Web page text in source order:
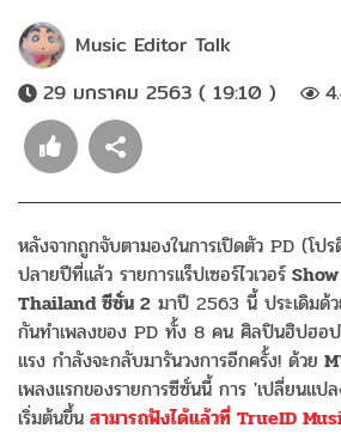
Music Editor Talk
29 มกราคม 2563 ( 19:10 )
หลังจากถูกจับตามองในการเปิดตัว PD (โปร
ปลายปีที่แล้ว รายการแร็ปเซอร์ไวเวอร์
Thailand ซีซั่น 2 มาปี 2563 นี้ ประเดิมด้
กันทำเพลงของ PD ทั้ง 8 คน ศิลปินฮิปฮอป
แรง กำลังจะกลับมารันวงการอีกครั้ง! ด้วย
เพลงแรกของรายการซีซั่นนี้ การ 'เปลี่ยนแป
เริ่มต้นขึ้น สามารถฟังได้แล้วที่ TrueID